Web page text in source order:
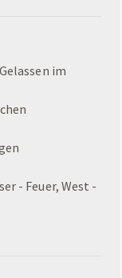
im
- Feuer, West -